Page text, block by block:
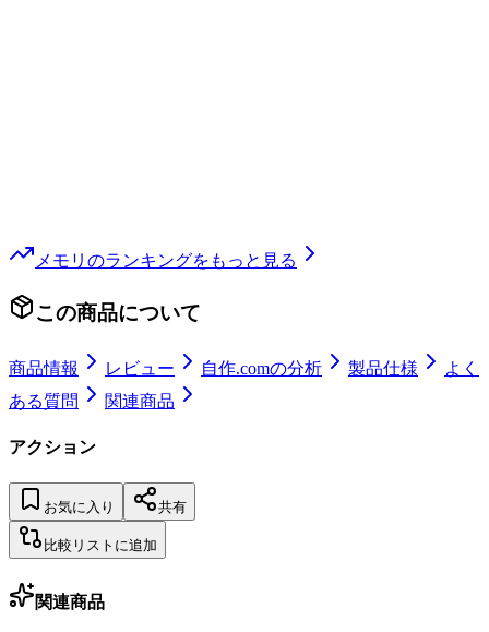
メモリ のランキングをもっと見る
この商品について
商品情報 レビュー 自作.comの分析 製品仕様
よく
ある質問
関連商品
アクション
お気に入り 共有
比較リストに追加
関連商品